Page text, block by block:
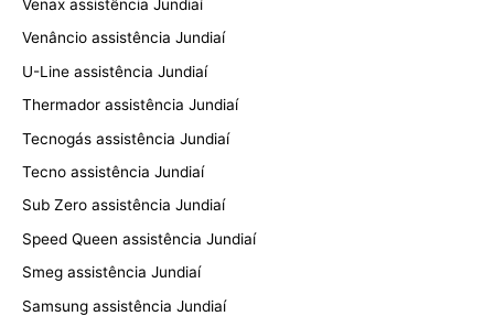
Venax assistência Jundiaí
Venâncio assistência Jundiaí
U-Line assistência Jundiaí
Thermador assistência Jundiaí
Tecnogás assistência Jundiaí
Tecno assistência Jundiaí
Sub Zero assistência Jundiaí
Speed Queen assistência Jundiaí
Smeg assistência Jundiaí
Samsung assistência Jundiaí